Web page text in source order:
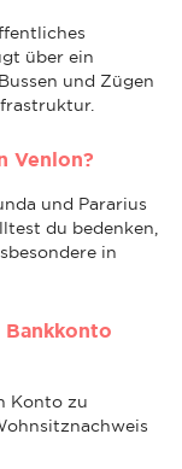
über ein
und Zügen
Venlon?
und Pararius
du bedenken,
in
Bankkonto
Konto zu